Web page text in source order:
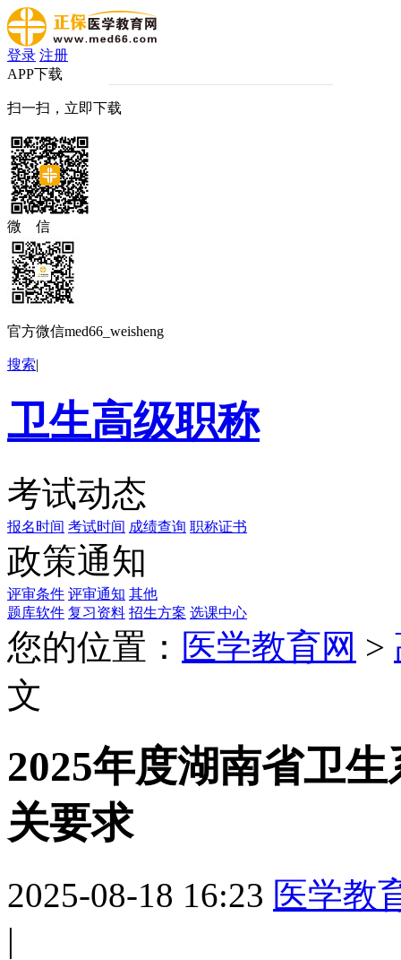
登录 注册
APP下载
扫一扫，立即下载
微 信
官方微信med66_weisheng
搜索|
卫生高级职称
考试动态
报名时间 考试时间 成绩查询 职称证书
政策通知
评审条件 评审通知 其他
题库软件 复习资料 招生方案 选课中心
您的位置： 医学教育网 >
文
2025年度湖南省卫
关要求
2025-08-18 16:23 医学教
|